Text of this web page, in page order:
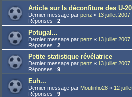
Article sur la déconfiture des U-20
Dernier message par penz « 13 juillet 2007
Réponses : 2
Potugal...
Dernier message par penz « 13 juillet 2007
Réponses : 2
Petite statistique révélatrice
Dernier message par penz « 13 juillet 2007
Réponses : 9
Euh...
Dernier message par Moutinho28 « 12
Réponses : 9